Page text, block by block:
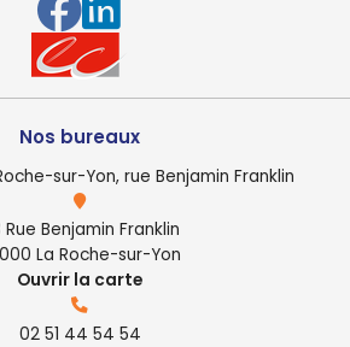
Nos bureaux
sur-Yon, rue Benjamin Franklin
Rue Benjamin Franklin
La Roche-sur-Yon
Ouvrir la carte
02 51 44 54 54